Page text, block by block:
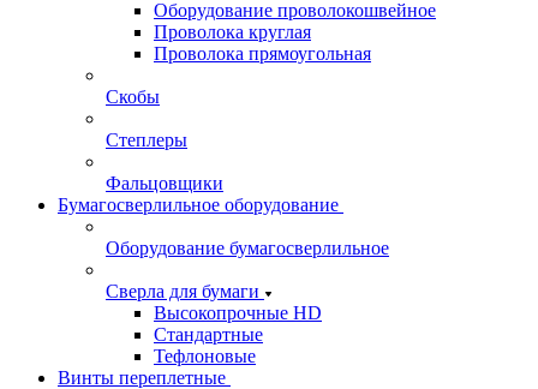
Оборудование проволокошвейное
Проволока круглая
Проволока прямоугольная
Скобы
Степлеры
Фальцовщики
Бумагосверлильное оборудование
Оборудование бумагосверлильное
Сверла для бумаги
Высокопрочные HD
Стандартные
Тефлоновые
Винты переплетные